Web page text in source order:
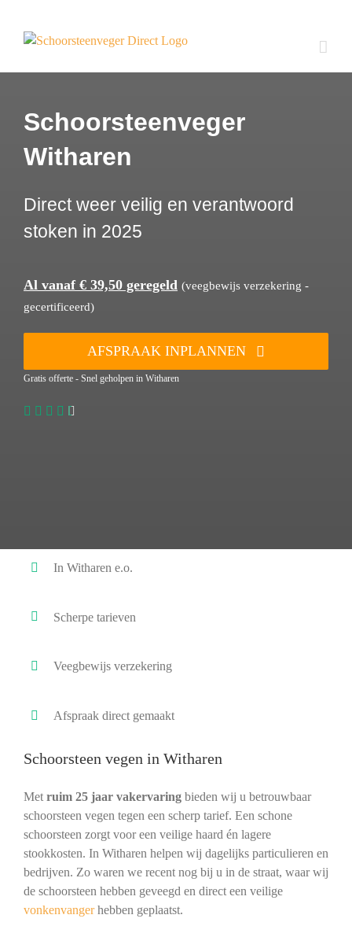
inhoud
Schoorsteenveger
Witharen
Direct weer veilig en verantwoord
stoken in 2025
Al vanaf € 39,50 geregeld (veegbewijs verzekering -
gecertificeerd)
AFSPRAAK INPLANNEN
Gratis offerte - Snel geholpen in Witharen
In Witharen e.o.
Scherpe tarieven
Veegbewijs verzekering
Afspraak direct gemaakt
Schoorsteen vegen in Witharen
Met ruim 25 jaar vakervaringbieden wij u betrouwbaar
schoorsteen vegen tegen een scherp tarief. Een schone
schoorsteen zorgt voor een veilige haard én lagere
stookkosten. In Witharen helpen wij dagelijks particulieren en
bedrijven. Zo waren we recent nog bij u in de straat, waar wij
de schoorsteen hebben geveegd en direct een veilige
vonkenvangerhebben geplaatst.